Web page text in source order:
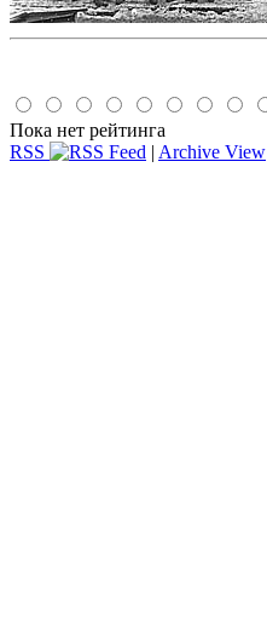
Пока нет рейтинга
RSS
| Archive View